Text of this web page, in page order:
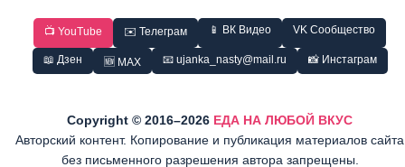
📺 YouTube ✉️ Телеграм 📱 ВК Видео VK Сообщество
📖 Дзен 🆕 MAX 📧 ujanka_nasty@mail.ru 📸 Инстаграм
Copyright © 2016–2026 ЕДА НА ЛЮБОЙ ВКУС
Авторский контент. Копирование и публикация материалов сайта
без письменного разрешения автора запрещены.